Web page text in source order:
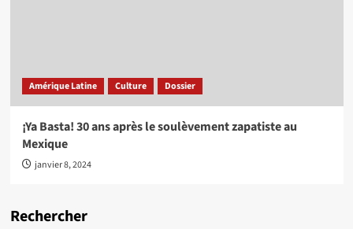
Amérique Latine Culture Dossier
¡Ya Basta! 30 ans après le soulèvement zapatiste au
Mexique
janvier 8, 2024
Rechercher